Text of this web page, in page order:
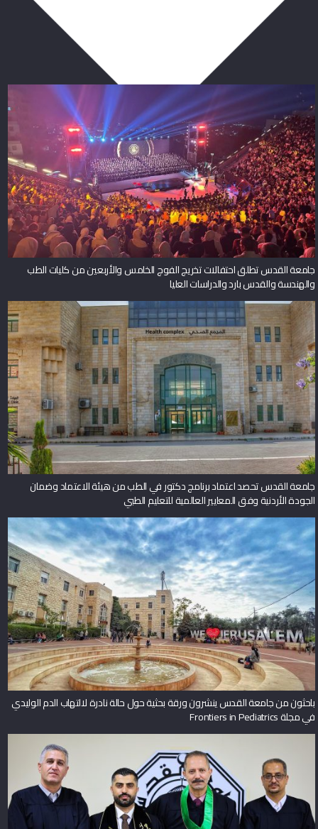
جامعة القدس تطلق احتفالات تخريج الفوج الخامس والأربعين من كليات الطب
والهندسة والقدس بارد والدراسات العليا
جامعة القدس تحصد اعتماد برنامج دكتور في الطب من هيئة الاعتماد وضمان
الجودة الأردنية وفق المعايير العالمية للتعليم الطبي
باحثون من جامعة القدس ينشرون ورقة بحثية حول حالة نادرة لالتهاب الدم الوليدي
في مجلة Frontiers in Pediatrics